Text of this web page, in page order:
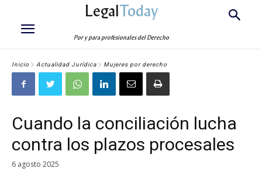
LegalToday
Por y para profesionales del Derecho
Inicio Actualidad Jurídica Mujeres por derecho
Cuando la conciliación lucha
contra los plazos procesales
6 agosto 2025